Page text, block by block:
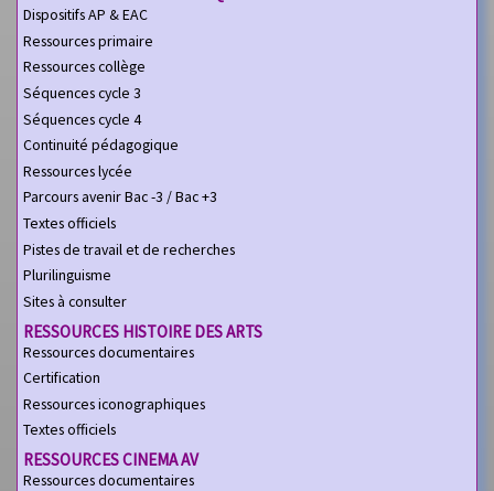
Dispositifs AP & EAC
Ressources primaire
Ressources collège
Séquences cycle 3
Séquences cycle 4
Continuité pédagogique
Ressources lycée
Parcours avenir Bac -3 / Bac +3
Textes officiels
Pistes de travail et de recherches
Plurilinguisme
Sites à consulter
RESSOURCES HISTOIRE DES ARTS
Ressources documentaires
Certification
Ressources iconographiques
Textes officiels
RESSOURCES CINEMA AV
Ressources documentaires